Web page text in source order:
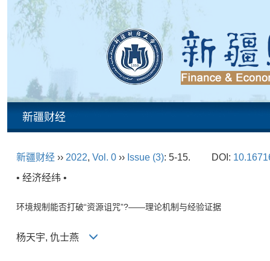
新疆财经
新疆财经 ›› 2022, Vol. 0 ›› Issue (3): 5-15. DOI:
• 经济经纬 •
环境规制能否打破“资源诅咒”?——理论机制与经验证据
杨天宇, 仇士燕